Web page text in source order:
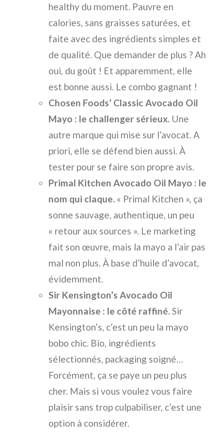
healthy du moment. Pauvre en
calories, sans graisses saturées, et
faite avec des ingrédients simples et
de qualité. Que demander de plus ? Ah
oui, du goût ! Et apparemment, elle
est bonne aussi. Le combo gagnant !
Chosen Foods’ Classic Avocado Oil
Mayo : le challenger sérieux. Une
autre marque qui mise sur l’avocat. A
priori, elle se défend bien aussi. À
tester pour se faire son propre avis.
Primal Kitchen Avocado Oil Mayo : le
nom qui claque. « Primal Kitchen », ça
sonne sauvage, authentique, un peu
« retour aux sources ». Le marketing
fait son œuvre, mais la mayo a l’air pas
mal non plus. À base d’huile d’avocat,
évidemment.
Sir Kensington’s Avocado Oil
Mayonnaise : le côté raffiné.Sir
Kensington’s, c’est un peu la mayo
bobo chic. Bio, ingrédients
sélectionnés, packaging soigné…
Forcément, ça se paye un peu plus
cher. Mais si vous voulez vous faire
plaisir sans trop culpabiliser, c’est une
option à considérer.